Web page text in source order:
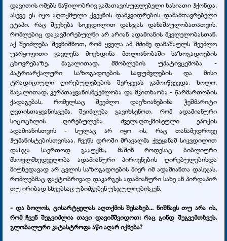
დავითის ომებს ნაწილობრივ გამათავისუფლებელი ხასიათი ჰქონდა,
ასევე ეს იყო აღთქმული ქვეყნის დამკვიდრების დამამთავრებელი
ეტაპი. რაც შეეხება სიკვდილით დასჯას დანაშაულობათათვის,
რომლებიც დაკავშირებულნი არ არიან ადამიანის მკვლელობასთან,
აქ შეიძლება შევნიშნოთ, რომ ყველა ამ მძიმე დანაშაულს შეეძლო
უარყოფითი გავლენა მოეხდინა მთლიანობაში საზოგადოების
ცხოვრებაზე. მაგალითად, მშობლების უპატივცემობა -
პატრიარქალური საზოგადოების საფუძვლების და მისი
ტრადიციული ღირებულებების შერყევას გამოიწვევდა, ხოლო,
მაგალითად, კერპთაყვანისმცემლობა და მკითხაობა - წარმართობის
ქადაგებას, რომელსაც შეეძლო დაეზიანებინა ჭეშმარიტი
ღვთისთაყვანისცემა. შეიძლება გავიხსენოთ, რომ ადამიანური
სიცოცხლის ღირებულება ძველაღთქმისეული ეპოქის
ადამიანისთვის - სულაც არ იყო ის, რაც თანამედროვე
ჰუმანისტებისთვისაა. ჩვენს დროში მრავალმა ქვეყანამ სიკვდილით
დასჯა საერთოდ გააუქმა, მაშინ როდესაც ბიბლიური
მსოფლმხედველობა ადამიანური პიროვნების ღირებულებისდა
მიუხედავად არ ცვლის საზოგადოების მიერ იმ ადამიანთა დასჯას,
რომლებმაც ფაქტობრივად დაკარგეს ადამიანური სახე ან პირდაპირ
თუ ირიბად სხვებსაც უბიძგებენ უსჯულოებისკენ.
- და ბოლოს, ცისარტყელას აღთქმის შესახებ... ნიშნავს თუ არა ის,
რომ ჩვენ შეგვიძლია თავი დავიმშვიდოთ: რაც გინდ შეგვემთხვეს,
გლობალური კატასტროფა აწი აღარ იქნება?